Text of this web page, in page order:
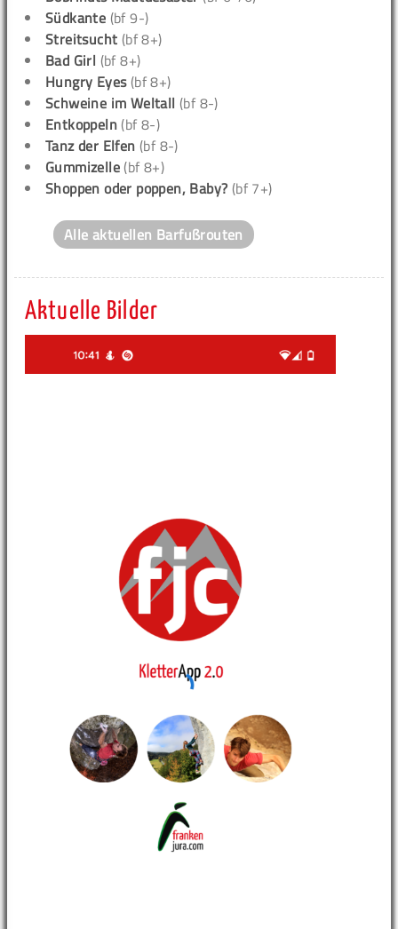
Südkante (bf 9-)
Streitsucht (bf 8+)
Bad Girl (bf 8+)
Hungry Eyes(bf 8+)
Schweine im Weltall (bf 8-)
Entkoppeln (bf 8-)
Tanz der Elfen (bf 8-)
Gummizelle (bf 8+)
Shoppen oder poppen, Baby? (bf 7+)
Alle aktuellen Barfußrouten
Aktuelle Bilder